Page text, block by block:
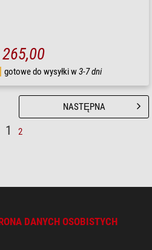
gotowe do wysyłki w3-7 dni
1 2
NASTĘPNA
DANYCH OSOBISTYCH